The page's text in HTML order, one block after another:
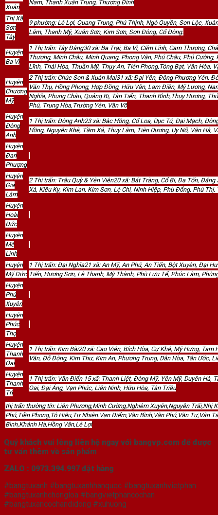
Xuân
Nam, Thanh Xuân Trung, Thượng Đình
Thị Xã
Sơn
Tây
9 phường: Lê Lợi, Quang Trung, Phú Thịnh, Ngô Quyền, Sơn Lộc,
Lâm, Thanh Mỹ, Xuân Sơn, Kim Sơn, Sơn Đông, Cổ Đông.
Huyện
Ba Vì
1 Thị trấn: Tây Đằng30 xã: Ba Trại, Ba Vì, Cẩm Lĩnh, Cam Thượng,
Thượng, Minh Châu, Minh Quang, Phong Vân, Phú Châu, Phú
Lĩnh, Thái Hòa, Thuần Mỹ, Thụy An, Tiên Phong,Tòng Bạt, Vân Hòa,
Huyện
Chương
Mỹ
2 Thị trấn: Chúc Sơn & Xuân Mai31 xã: Đại Yên, Đông Phương Yên,
Văn Thụ, Hồng Phong, Hợp Đồng, Hữu Văn, Lam Điền, Mỹ Lương,
Nghĩa, Phụng Châu, Quảng Bị, Tân Tiến, Thanh Bình,Thụy Hương,
Phú, Trung Hòa,Trường Yên, Văn Võ
Huyện
Đông
Anh
1 Thị trấn: Đông Anh23 xã: Bắc Hồng, Cổ Loa, Dục Tú, Đại Mạch,
Hồng, Nguyên Khê, Tầm Xá, Thụy Lâm, Tiên Dương, Uy Nỗ, Vân Hà,
Huyện
Đan
Phượng
Huyện
Gia
Lâm
2 Thị trấn: Trâu Quỳ & Yên Viên20 xã: Bát Tràng, Cổ Bi, Đa Tốn,
Xá, Kiêu Kỵ, Kim Lan, Kim Sơn, Lệ Chi, Ninh Hiệp, Phù Đổng, Phú
Huyện
Hoài
Đức
Huyện
Mê
Linh
Huyện
Mỹ Đức
1 Thị trấn: Đại Nghĩa21 xã: An Mỹ, An Phú, An Tiến, Bột Xuyên, Đại
Tiến, Hương Sơn, Lê Thanh, Mỹ Thành, Phù Lưu Tế, Phúc Lâm,
Huyện
Phú
Xuyên
Huyện
Phúc
Thọ
Huyện
Thanh
Oai
1 Thị trấn: Kim Bài20 xã: Cao Viên, Bích Hòa, Cự Khê, Mỹ Hưng,
Văn, Đỗ Động, Kim Thư, Kim An, Phương Trung, Dân Hòa, Tân Ước,
Huyện
Thanh
Trì
1 Thị trấn: Văn Điển 15 xã: Thanh Liệt, Đông Mỹ, Yên Mỹ, Duyên Hà,
Oai, Đại Áng, Vạn Phúc, Liên Ninh, Hữu Hòa, Tân Triều
thị trấn thường tín: Liên Phương,Minh Cường,Nghiêm Xuyên,Nguyễn Trãi,Nhị
Phú,Tiền Phong,Tô Hiệu,Tự Nhiên.Vạn Điểm,Văn Bình,Văn Phú,Văn Tự,Vân
Bình,Khánh Hà,Hồng Vân,Lê Lợi
Quý khách vui lòng liên hệ ngay với bangvp.com để được
tư vấn thêm về sản phẩm
ZALO : 0973.394.997 đặt hàng
#bangtuxanh #bangtuxanhhanquoc #bangtuxanhvietphan
#bangtuxanhchongloa #bangvietphancochan
#bangtuxancochandidong #xuhuong